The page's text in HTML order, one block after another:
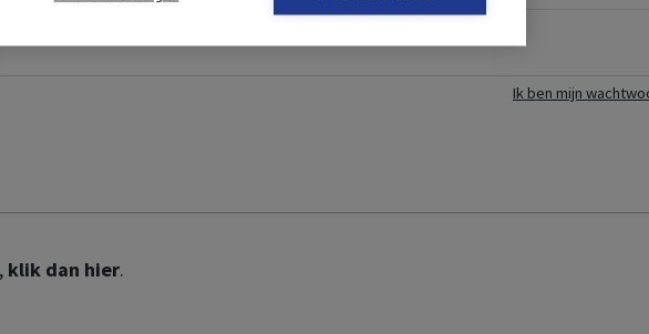
Ik ben mijn
klik dan hier.